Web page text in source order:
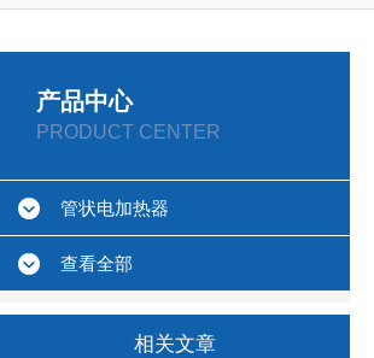
产品中心
PRODUCT CENTER
管状电加热器
查看全部
相关文章